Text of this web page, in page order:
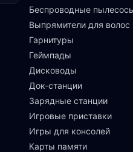
Беспроводные
Выпрямители для волос
Гарнитуры
Геймпады
Дисководы
Док-станции
Зарядные станции
Игровые приставки
Игры для консолей
Карты памяти